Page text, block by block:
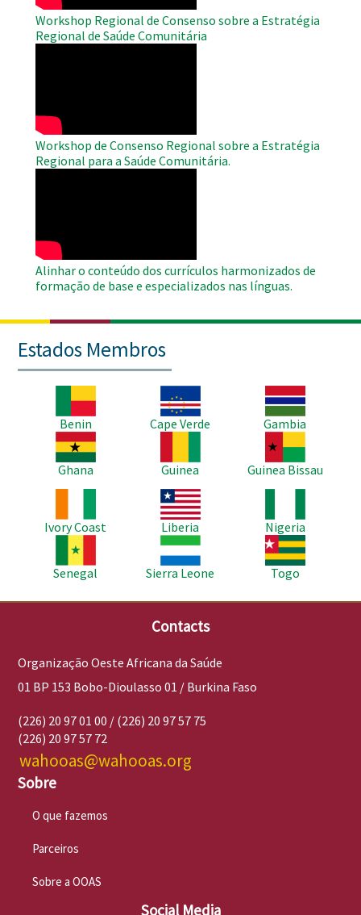
Workshop Regional de Consenso sobre a Estratégia
Regional de Saúde Comunitária
Workshop de Consenso Regional sobre a Estratégia
Regional para a Saúde Comunitária.
Alinhar o conteúdo dos currículos harmonizados de
formação de base e especializados nas línguas.
Estados Membros
Benin
Imagem
Cape Verde
Imagem
Gambia
Imagem
Ghana
Guinea
Imagem
Guinea Bissau
Ivory Coast
Imagem
Liberia
Nigeria
Imagem
Senegal
Imagem
Sierra Leone
Imagem
Togo
Contacts
Organização Oeste Africana da Saúde
01 BP 153 Bobo-Dioulasso 01 / Burkina Faso
(226) 20 97 01 00 / (226) 20 97 57 75
(226) 20 97 57 72
wahooas@wahooas.org
Sobre
O que fazemos
Parceiros
Sobre a OOAS
Social Media